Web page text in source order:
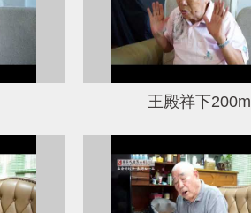
王殿祥下200m